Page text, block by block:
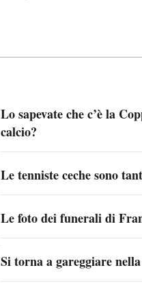
Lo sapevate che c’è la
calcio?
Le tenniste ceche sono
Le foto dei funerali di
Si torna a gareggiare